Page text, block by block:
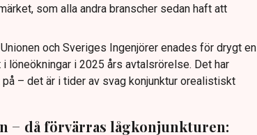
som alla andra branscher sedan haft att
och Sveriges Ingenjörer enades för drygt en
löneökningar i 2025 års avtalsrörelse. Det har
– det är i tider av svag konjunktur orealistiskt
− då förvärras lågkonjunkturen: